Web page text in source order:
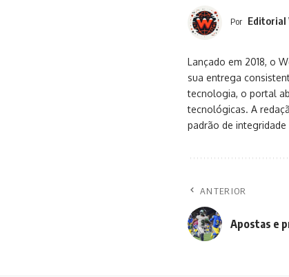
Por Editorial
Lançado em 2018, o
sua entrega
tecnologia, o portal
tecnológicas. A
padrão de
ANTERIOR
Apostas e